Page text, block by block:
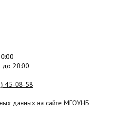
до 20:00
45-08-58
данных на сайте МГОУНБ